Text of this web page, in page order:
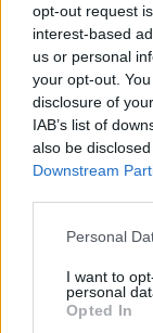
opt-out request
interest-based
us or personal
your opt-out.
disclosure of
IAB’s list of
also be
Downstream
Personal
I want to
personal
Opted In